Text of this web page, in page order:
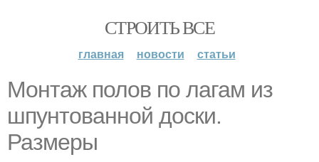
СТРОИТЬ ВСЕ
главная новости статьи
Монтаж полов по лагам из
шпунтованной доски.
Размеры